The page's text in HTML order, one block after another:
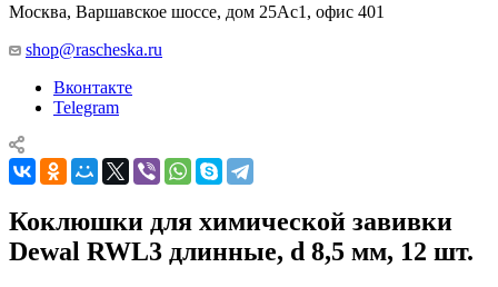
Москва, Варшавское шоссе, дом 25Аc1, офис 401
shop@rascheska.ru
Вконтакте
Telegram
Коклюшки для химической завивки
Dewal RWL3 длинные, d 8,5 мм, 12 шт.